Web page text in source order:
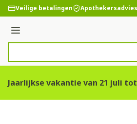
Ga naar de inhoud
Veilige betalingen Apothekersadvies
Menu
Jaarlijkse vakantie van 21 juli